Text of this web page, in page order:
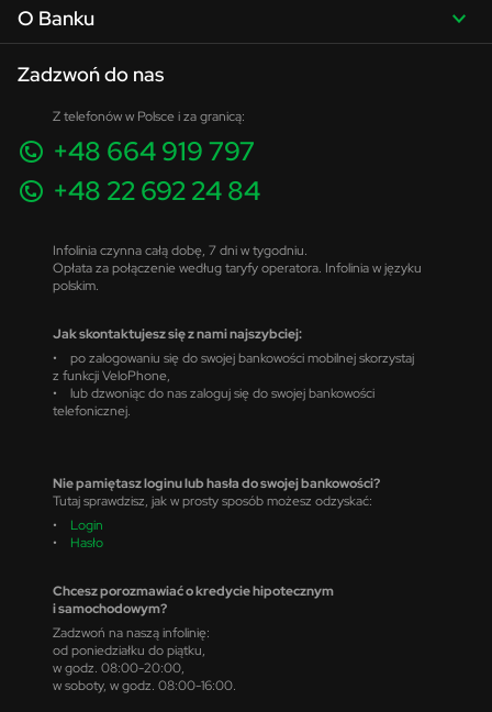
O Banku
Zadzwoń do nas
Z telefonów w Polsce i za granicą:
+48 664 919 797
+48 22 692 24 84
Infolinia czynna całą dobę, 7 dni w tygodniu.
Opłata za połączenie według taryfy operatora. Infolinia w języku
polskim.
Jak skontaktujesz się z nami najszybciej:
• po zalogowaniu się do swojej bankowości mobilnej skorzystaj
z funkcji VeloPhone,
• lub dzwoniąc do nas zaloguj się do swojej bankowości
telefonicznej.
Nie pamiętasz loginu lub hasła do swojej bankowości?
Tutaj sprawdzisz, jak w prosty sposób możesz odzyskać:
• Login
• Hasło
Chcesz porozmawiać o kredycie hipotecznym
i samochodowym?
Zadzwoń na naszą infolinię:
od poniedziałku do piątku,
w godz. 08:00-20:00,
w soboty, w godz. 08:00-16:00.